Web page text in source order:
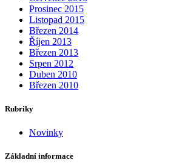
Prosinec 2015
Listopad 2015
Březen 2014
Říjen 2013
Březen 2013
Srpen 2012
Duben 2010
Březen 2010
Rubriky
Novinky
Základní informace